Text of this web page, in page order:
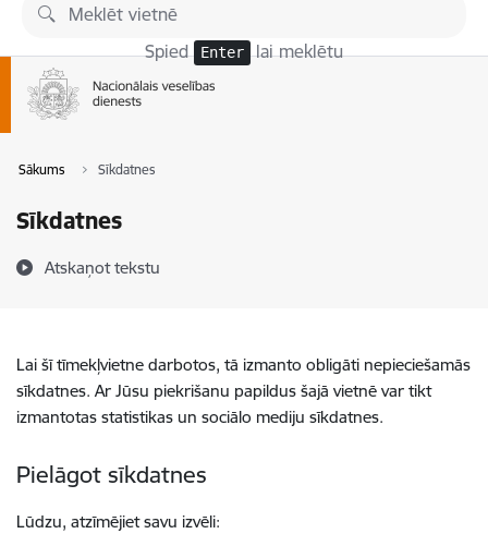
Pāriet uz lapas saturu
Spied Enter lai meklētu
Sākums Sīkdatnes
Sīkdatnes
Atskaņot tekstu
Lai šī tīmekļvietne darbotos, tā izmanto obligāti nepieciešamās
sīkdatnes. Ar Jūsu piekrišanu papildus šajā vietnē var tikt
izmantotas statistikas un sociālo mediju sīkdatnes.
Pielāgot sīkdatnes
Lūdzu, atzīmējiet savu izvēli: